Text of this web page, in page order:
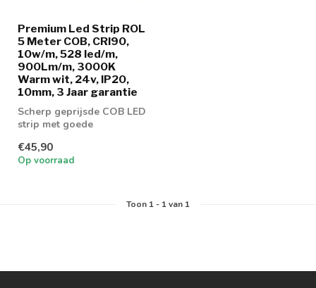
Premium Led Strip ROL
5 Meter COB, CRI90,
10w/m, 528 led/m,
900Lm/m, 3000K
Warm wit, 24v, IP20,
10mm, 3 Jaar garantie
Scherp geprijsde COB LED
strip met goede
€45,90
Op voorraad
Toon 1- 1van 1